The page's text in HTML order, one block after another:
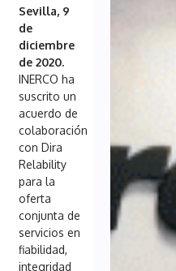
Sevilla, 9
de
diciembre
de 2020.
INERCO ha
suscrito un
acuerdo de
colaboración
con Dira
Relability
para la
oferta
conjunta de
servicios en
fiabilidad,
integridad